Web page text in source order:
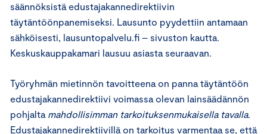
säännöksistä edustajakannedirektiivin
täytäntöönpanemiseksi. Lausunto pyydettiin antamaan
sähköisesti, lausuntopalvelu.fi – sivuston kautta.
Keskuskauppakamari lausuu asiasta seuraavan.
Työryhmän mietinnön tavoitteena on panna täytäntöön
edustajakannedirektiivi voimassa olevan lainsäädännön
pohjalta mahdollisimman tarkoituksenmukaisella tavalla.
Edustajakannedirektiivillä on tarkoitus varmentaa se, että